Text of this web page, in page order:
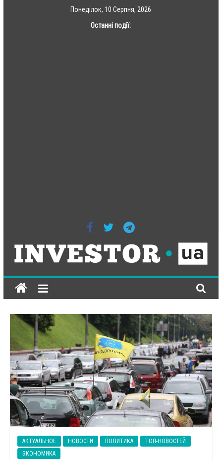
Понеділок, 10 Серпня, 2026
Останні події:
ІНВЕСТОР-
ЮА
всеукраїнське
інтернет-
видання
на
економічну
тематику
АКТУАЛЬНОЕ НОВОСТИ ПОЛИТИКА
ТОП-НОВОСТЕЙ
ЭКОНОМИКА